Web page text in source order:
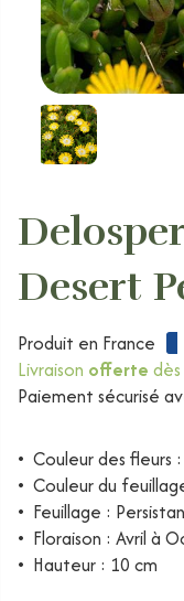
Desert
Produit en France
Livraison offerte dès
Paiement sécurisé
• Couleur des fleurs
• Couleur du
• Feuillage :
• Floraison : Avril à
• Hauteur : 10 cm